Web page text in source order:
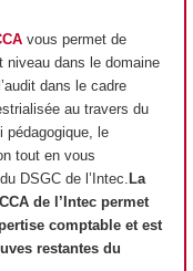
vous permet de
niveau dans le domaine
dans le cadre
au travers du
pédagogique, le
tout en vous
DSGC de l’Intec. La
de l’Intec permet
comptable et est
restantes du